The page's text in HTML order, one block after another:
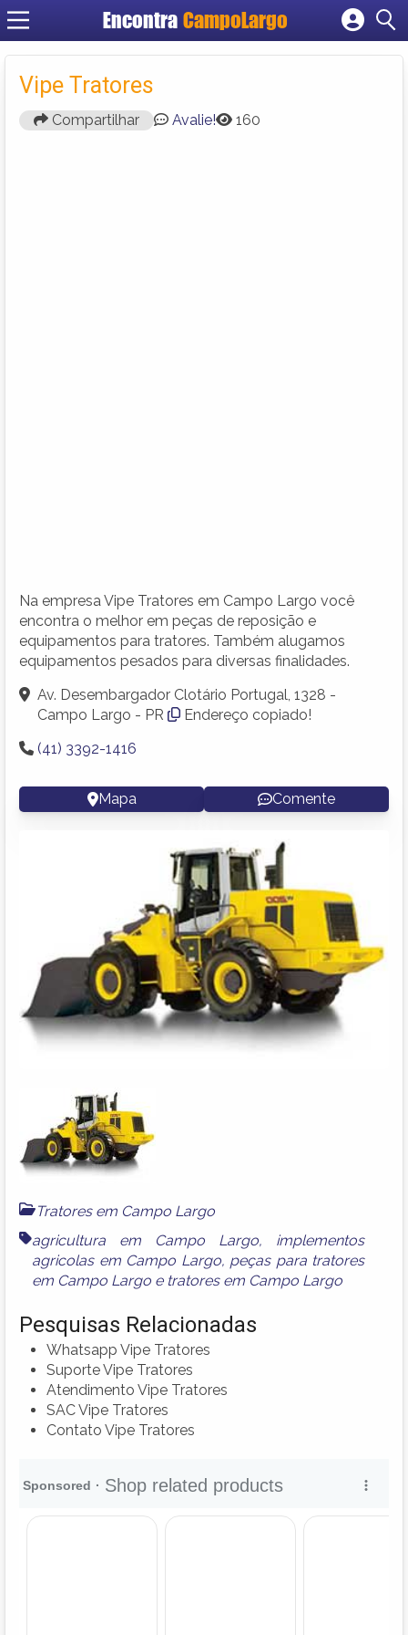
Encontra CampoLargo
Cadastrar empresa
Vipe Tratores
Compartilhar Avalie! 160
Na empresa Vipe Tratores em Campo Largo você
encontra o melhor em peças de reposição e
equipamentos para tratores. Também alugamos
equipamentos pesados para diversas finalidades.
Av. Desembargador Clotário Portugal, 1328 -
Campo Largo - PR
Endereço copiado!
(41) 3392-1416
Mapa Comente
Tratores em Campo Largo
agricultura em Campo Largo, implementos
agricolas em Campo Largo, peças para tratores
em Campo Largo e tratores em Campo Largo
Pesquisas Relacionadas
Whatsapp Vipe Tratores
Suporte Vipe Tratores
Atendimento Vipe Tratores
SAC Vipe Tratores
Contato Vipe Tratores